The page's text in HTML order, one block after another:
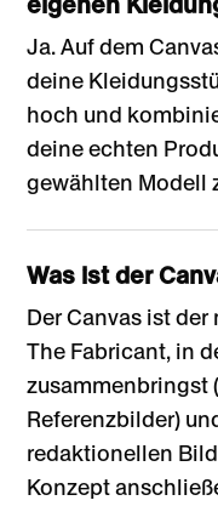
Ja. Auf dem
deine
hoch und
deine echten
gewählten Modell
Was ist der
Der Canvas ist
The Fabricant, in
zusammenbringst
Referenzbilder)
redaktionellen
Konzept